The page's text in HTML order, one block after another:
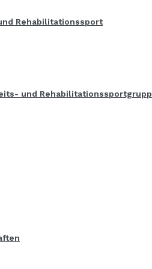
Rehabilitationssport
und